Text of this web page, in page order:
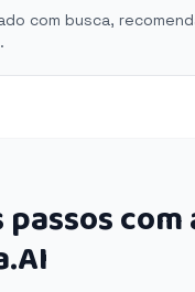
com busca,
com